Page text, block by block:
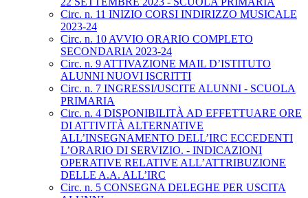
Circ. n. 11 INIZIO CORSI INDIRIZZO MUSICALE
2023-24
Circ. n. 10 AVVIO ORARIO COMPLETO
SECONDARIA 2023-24
Circ. n. 9 ATTIVAZIONE MAIL D’ISTITUTO
ALUNNI NUOVI ISCRITTI
Circ. n. 7 INGRESSI/USCITE ALUNNI - SCUOLA
PRIMARIA
Circ. n. 4 DISPONIBILITÀ AD EFFETTUARE ORE
DI ATTIVITÀ ALTERNATIVE
ALL’INSEGNAMENTO DELL’IRC ECCEDENTI
L’ORARIO DI SERVIZIO. - INDICAZIONI
OPERATIVE RELATIVE ALL’ATTRIBUZIONE
DELLE A.A. ALL’IRC
Circ. n. 5 CONSEGNA DELEGHE PER USCITA